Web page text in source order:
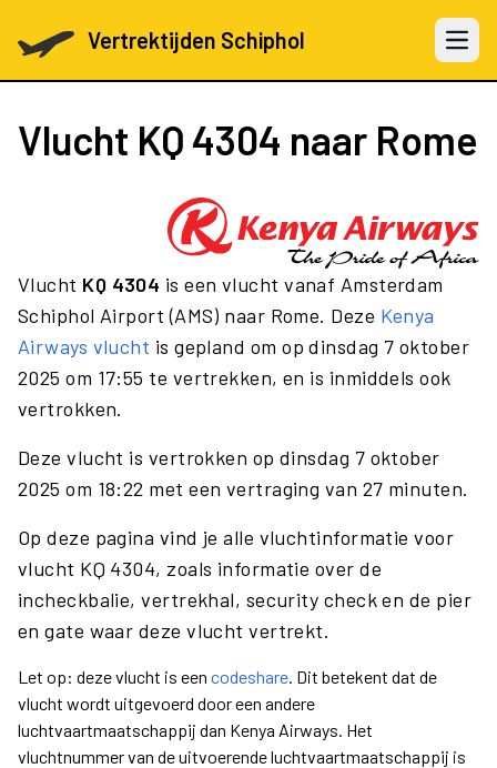
Vertrektijden Schiphol Open
Vlucht KQ 4304 naar Rome
Vlucht KQ 4304 is een vlucht vanaf Amsterdam
Schiphol Airport (AMS) naar Rome. Deze Kenya
Airways vlucht is gepland om op dinsdag 7 oktober
2025 om 17:55 te vertrekken, en is inmiddels ook
vertrokken.
Deze vlucht is vertrokken op dinsdag 7 oktober
2025 om 18:22 met een vertraging van 27 minuten.
Op deze pagina vind je alle vluchtinformatie voor
vlucht KQ 4304, zoals informatie over de
incheckbalie, vertrekhal, security check en de pier
en gate waar deze vlucht vertrekt.
Let op: deze vlucht is een codeshare. Dit betekent dat de
vlucht wordt uitgevoerd door een andere
luchtvaartmaatschappij dan Kenya Airways. Het
vluchtnummer van de uitvoerende luchtvaartmaatschappij is